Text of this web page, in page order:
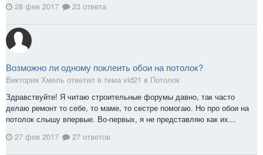
28 фев 2017
23 ответа
Возможно ли одному поклеить обои на потолок?
Виктория Хмель ответил в тема vid21 в Потолок
Здравствуйте! Я читаю строительные форумы давно, так часто
делаю ремонт то себе, то маме, то сестре помогаю. Но про обои на
потолок слышу впервые. Во-первых, я не представляю как их...
27 фев 2017
27 ответов